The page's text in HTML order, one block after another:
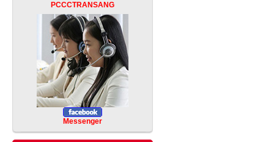
PCCCTRANSANG
Messenger